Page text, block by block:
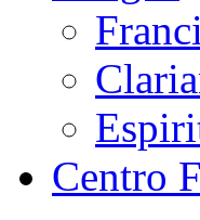
Centro